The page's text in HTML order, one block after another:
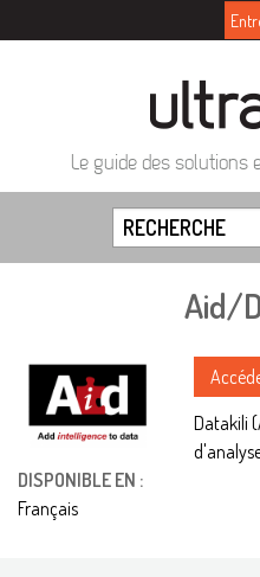
Le guide des solutions
Aid/
Datakili
DISPONIBLE EN :
Français